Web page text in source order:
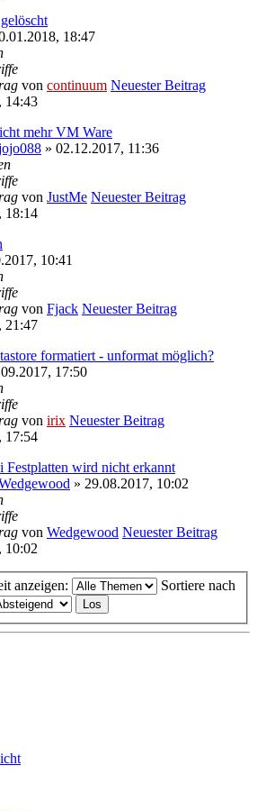
18:47
von continuum Neuester Beitrag
14:43
mehr VM Ware
» 02.12.2017, 11:36
von JustMe Neuester Beitrag
18:14
10:41
von Fjack Neuester Beitrag
21:47
formatiert - unformat möglich?
17:50
von irix Neuester Beitrag
17:54
wird nicht erkannt
» 29.08.2017, 10:02
von Wedgewood Neuester Beitrag
10:02
anzeigen: Sortiere nach